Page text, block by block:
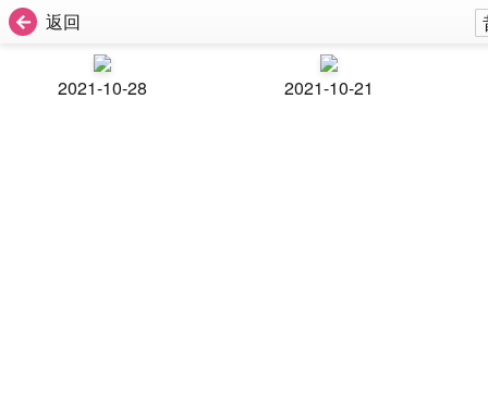
返回
2021-10-28 2021-10-21